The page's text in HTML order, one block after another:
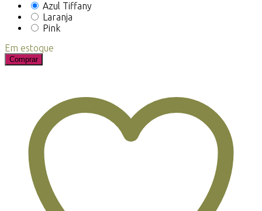
Azul Tiffany
Laranja
Pink
Em estoque
Comprar